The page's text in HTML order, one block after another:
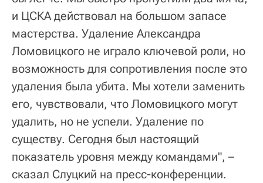
и ЦСКА действовал на большом запасе
мастерства. Удаление Александра
Ломовицкого не играло ключевой роли, но
возможность для сопротивления после это
удаления была убита. Мы хотели заменить
его, чувствовали, что Ломовицкого могут
удалить, но не успели. Удаление по
существу. Сегодня был настоящий
показатель уровня между командами", –
сказал Слуцкий на пресс-конференции.